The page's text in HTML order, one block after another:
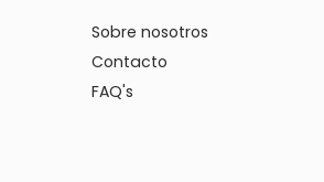
Sobre nosotros
Contacto
FAQ's